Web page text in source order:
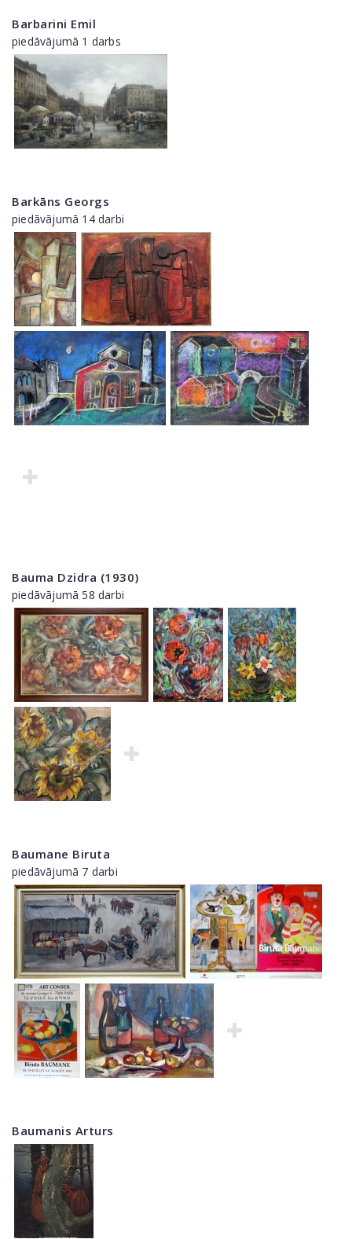
Barbarini Emil
piedāvājumā 1 darbs
Barkāns Georgs
piedāvājumā 14 darbi
Bauma Dzidra (1930)
piedāvājumā 58 darbi
Baumane Biruta
piedāvājumā 7 darbi
Baumanis Arturs